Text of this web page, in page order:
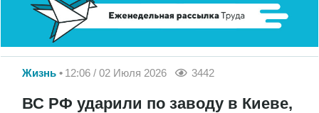
Жизнь 12:06 / 02 Июля 2026 3442
ВС РФ ударили по заводу в Киеве,